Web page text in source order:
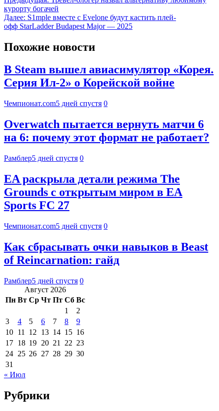
курорту богачей
Далее: S1mple вместе с Evelone будут кастить плей-
офф StarLadder Budapest Major — 2025
Похожие новости
В Steam вышел авиасимулятор «Корея.
Серия Ил-2» о Корейской войне
Чемпионат.com5 дней спустя 0
Overwatch пытается вернуть матчи 6
на 6: почему этот формат не работает?
Рамблер5 дней спустя 0
EA раскрыла детали режима The
Grounds с открытым миром в EA
Sports FC 27
Чемпионат.com5 дней спустя 0
Как сбрасывать очки навыков в Beast
of Reincarnation: гайд
Рамблер5 дней спустя 0
Август 2026
Пн Вт Ср Чт Пт Сб Вс
1
2
3
4 5 6 7 8
9
10 11 12 13 14 15 16
17 18 19 20 21 22 23
24 25 26 27 28 29 30
31
« Июл
Рубрики